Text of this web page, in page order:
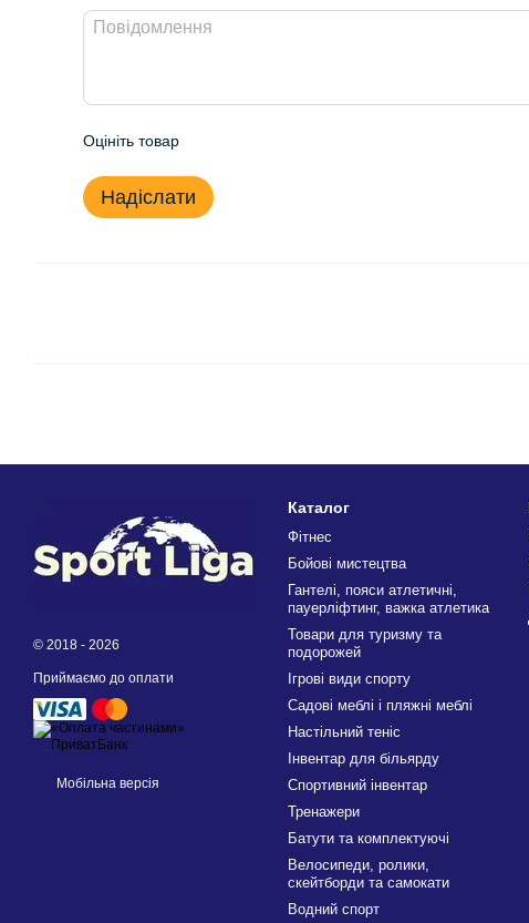
Оцініть товар
Надіслати
© 2018 - 2026
Приймаємо до оплати
Мобільна версія
Каталог
Фітнес
Бойові мистецтва
Гантелі, пояси атлетичні,
пауерліфтинг, важка атлетика
Товари для туризму та
подорожей
Ігрові види спорту
Садові меблі і пляжні меблі
Настільний теніс
Інвентар для більярду
Спортивний інвентар
Тренажери
Батути та комплектуючі
Велосипеди, ролики,
скейтборди та самокати
Водний спорт